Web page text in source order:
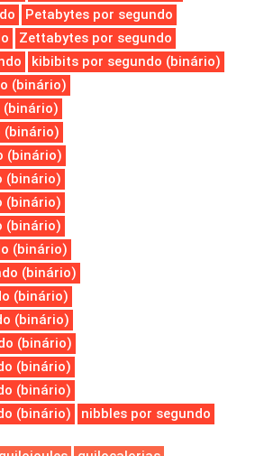
Petabytes por segundo
Zettabytes por segundo
kibibits por segundo (binário)
(binário)
(binário)
(binário)
(binário)
(binário)
(binário)
(binário)
(binário)
(binário)
(binário)
(binário)
(binário)
(binário)
(binário)
(binário)
nibbles por segundo